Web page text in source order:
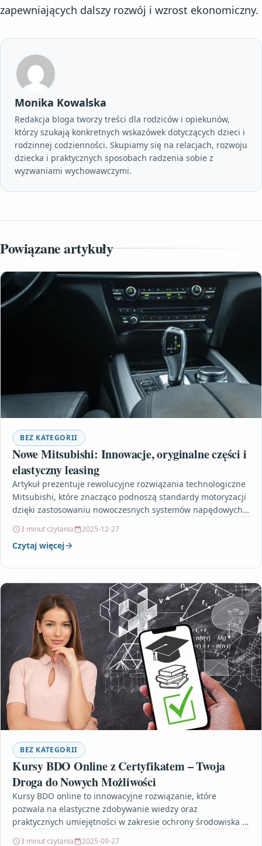
zapewniających dalszy rozwój i wzrost ekonomiczny.
Monika Kowalska
Redakcja bloga tworzy treści dla rodziców i opiekunów,
którzy szukają konkretnych wskazówek dotyczących dzieci i
rodzinnej codzienności. Skupiamy się na relacjach, rozwoju
dziecka i praktycznych sposobach radzenia sobie z
wyzwaniami wychowawczymi.
Powiązane artykuły
BEZ KATEGORII
Nowe Mitsubishi: Innowacje, oryginalne części i
elastyczny leasing
Artykuł prezentuje rewolucyjne rozwiązania technologiczne
Mitsubishi, które znacząco podnoszą standardy motoryzacji
dzięki zastosowaniu nowoczesnych systemów napędowych i
części…
3 minut czytania 2025-12-27
Czytaj więcej
BEZ KATEGORII
Kursy BDO Online z Certyfikatem – Twoja
Droga do Nowych Możliwości
Kursy BDO online to innowacyjne rozwiązanie, które
pozwala na elastyczne zdobywanie wiedzy oraz
praktycznych umiejętności w zakresie ochrony środowiska i
3 minut czytania 2025-09-27